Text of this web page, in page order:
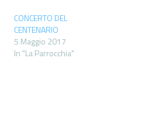
CONCERTO DEL
CENTENARIO
5 Maggio 2017
In "La Parrocchia"